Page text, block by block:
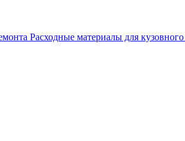
Расходные материалы для